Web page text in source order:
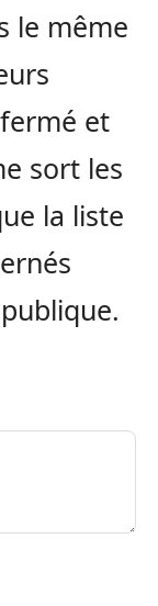
le même
et
sort les
la liste